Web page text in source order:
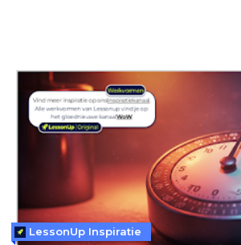
LessonUp Inspiratie